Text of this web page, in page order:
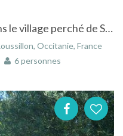
Gite duplex dans domaine dans le village perché de Sabran dans le Gard en Languedoc-Roussillon
Occitanie, France
6 personnes